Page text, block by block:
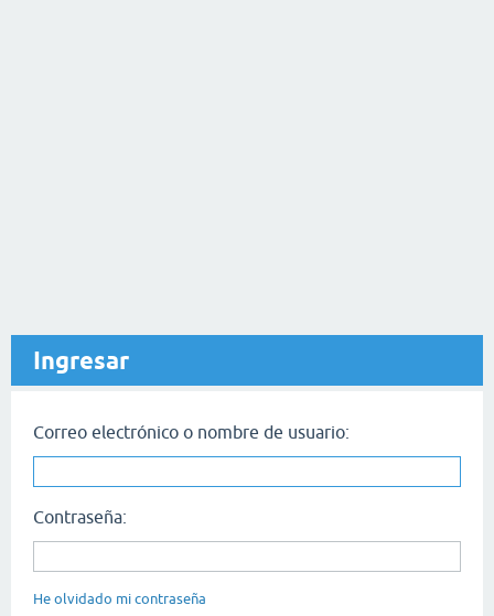
Ingresar
Correo electrónico o nombre de usuario:
Contraseña:
He olvidado mi contraseña